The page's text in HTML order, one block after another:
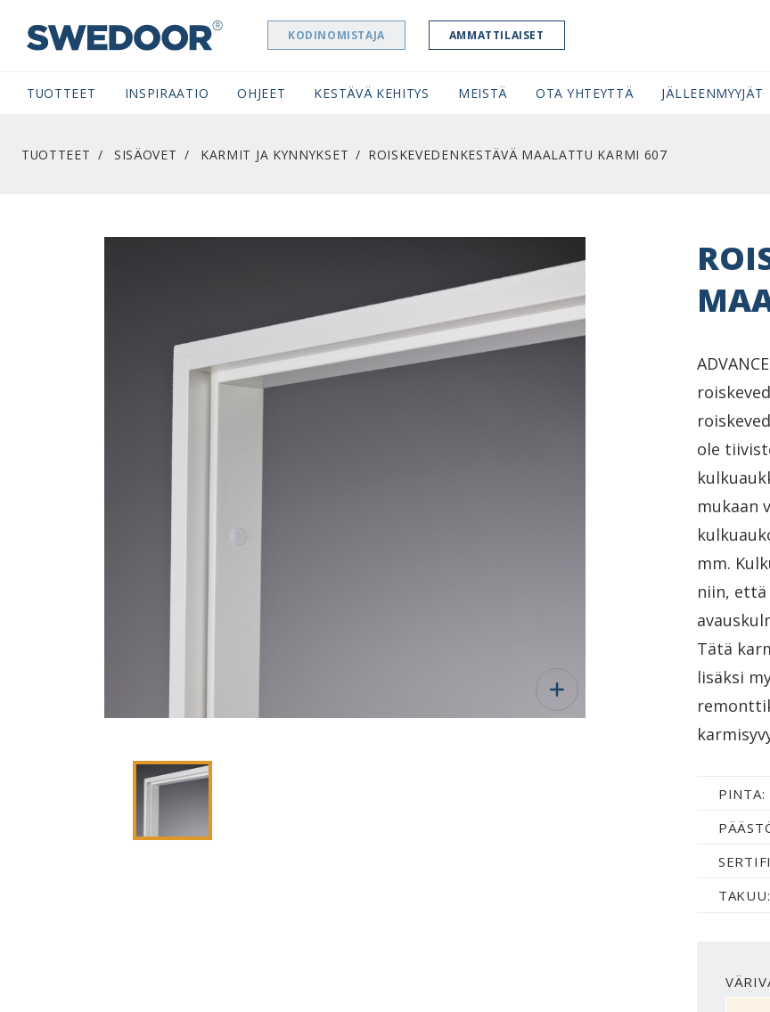
SWEDOOR NAVIGATION KODINOMISTAJA AMMATTILAISET
TUOTTEET INSPIRAATIO OHJEET KESTÄVÄ KEHITYS MEISTÄ OTA YHTEYTTÄ JÄLLEENMYYJÄT
TUOTTEET SISÄOVET KARMIT JA KYNNYKSET ROISKEVEDENKESTÄVÄ MAALATTU KARMI 607
ole
mukaan
mm.
niin,
Tätä
lisäksi
PINTA:
TAKUU: